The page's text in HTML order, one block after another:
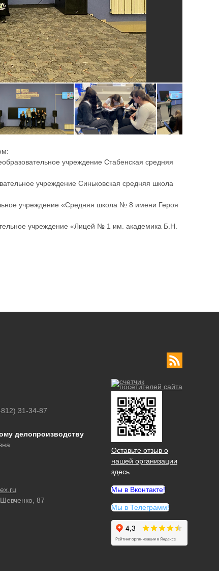
учреждение Стабенская средняя
учреждение Синьковская средняя школа
учреждение «Средняя школа № 8 имени Героя
учреждение «Лицей № 1 им. академика Б.Н.
Оставьте отзыв о
нашей организации
здесь
Мы в Вконтакте!
Мы в Телеграмм!
31-34-87
делопроизводству
87